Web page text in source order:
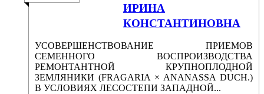
ИРИНА
КОНСТАНТИНОВНА
УСОВЕРШЕНСТВОВАНИЕ ПРИЕМОВ
СЕМЕННОГО ВОСПРОИЗВОДСТВА
РЕМОНТАНТНОЙ КРУПНОПЛОДНОЙ
ЗЕМЛЯНИКИ (FRAGARIA × ANANASSA DUCH.)
В УСЛОВИЯХ ЛЕСОСТЕПИ ЗАПАДНОЙ...